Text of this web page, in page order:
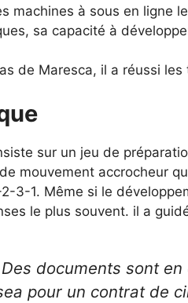
machines à sous en ligne
sa capacité à
de Maresca, il a réussi
sur un jeu de
mouvement accrocheur
3-1. Même si le
le plus souvent. il a
Des documents sont
pour un contrat de